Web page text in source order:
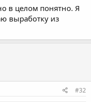
в целом понятно. Я
выработку из
#32